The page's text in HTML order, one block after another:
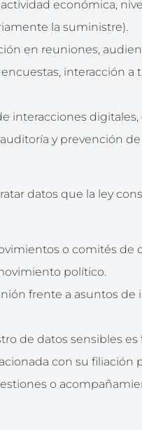
económica,
la suministre).
en reuniones,
interacción a
interacciones
y prevención de
datos que la ley
o comités de
político.
frente a asuntos de
de datos sensibles
con su filiación
o